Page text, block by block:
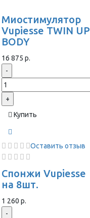
Миостимулятор
Vupiesse TWIN UP
BODY
16 875 р.
-
+
Купить
Оставить отзыв
Спонжи Vupiesse
на 8шт.
1 260 р.
-